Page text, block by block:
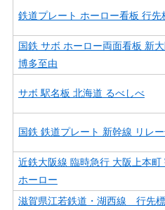
鉄道プレート ホーロー看板 行先
国鉄 サボ ホーロー両面看板 新
博多至由
サボ 駅名板 北海道 るべしべ
国鉄 鉄道プレート 新幹線 リレ
近鉄大阪線 臨時急行 大阪上本町
ホーロー
滋賀県江若鉄道・湖西線 行先